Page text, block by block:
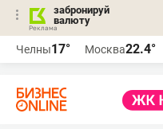
забронируй
валюту
Челны17° Москва22.4°